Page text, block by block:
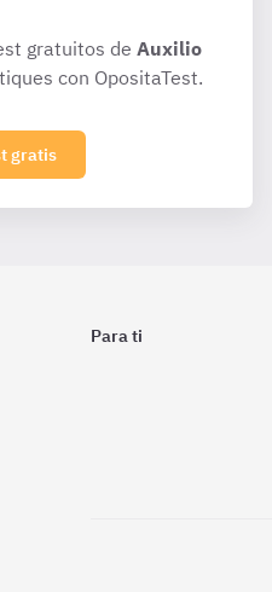
gratuitos de Auxilio
con OpositaTest.
gratis
Para ti